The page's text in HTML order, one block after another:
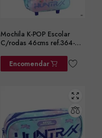
Mochila K-POP Escolar
C/rodas 46cms ref.364-
Encomendar